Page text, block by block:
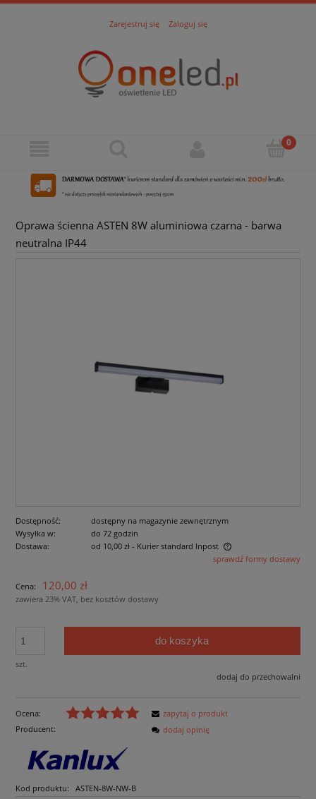
Zarejestruj się Zaloguj się
Oprawa ścienna ASTEN 8W aluminiowa czarna - barwa
neutralna IP44
Dostępność:
dostępny na magazynie zewnętrznym
Wysyłka w:
do 72 godzin
Dostawa:
od 10,00 zł - Kurier standard Inpost
Cena nie zawiera ewentualnych kosztów płatnościsprawdź formy dostawy
Cena: 120,00 zł
zawiera 23% VAT, bez kosztów dostawy
szt.
do koszyka
dodaj do przechowalni
Ocena:
Producent:
Kod produktu: ASTEN-8W-NW-B
zapytaj o produkt
dodaj opinię